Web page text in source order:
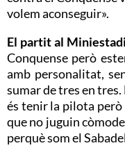
volem aconseguir».
El partit al Miniestadi
Conquense però
amb personalitat,
sumar de tres en
és tenir la pilota
que no juguin
perquè som el